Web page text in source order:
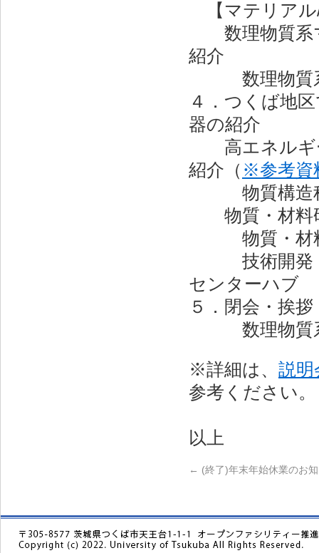
【マテリアル
数理物質系
紹介
数理物質
４．つくば地
器の紹介
高エネルギー
紹介（ ※参考資
物質構造科
物質・材料
物質・材料
技術開発・
センターハ
５．閉会・挨拶
数理物質
※詳細は、 説明
参考ください。
以上
← (終了)年末年始休業のお